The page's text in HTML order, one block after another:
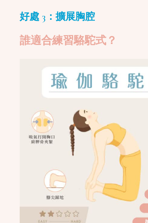
好處 3：擴展胸腔
誰適合練習駱駝式？